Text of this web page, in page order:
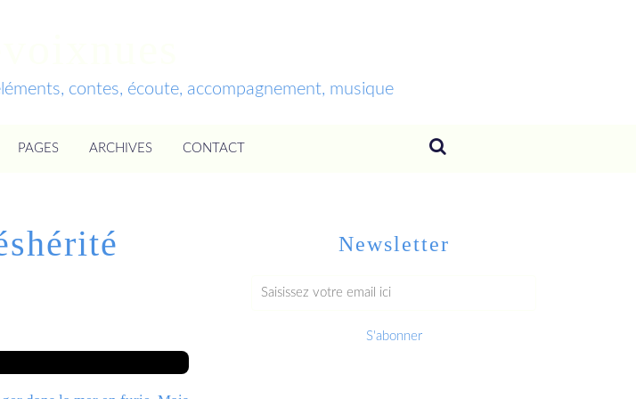
contes, écoute, accompagnement, musique
PAGES ARCHIVES CONTACT
Newsletter